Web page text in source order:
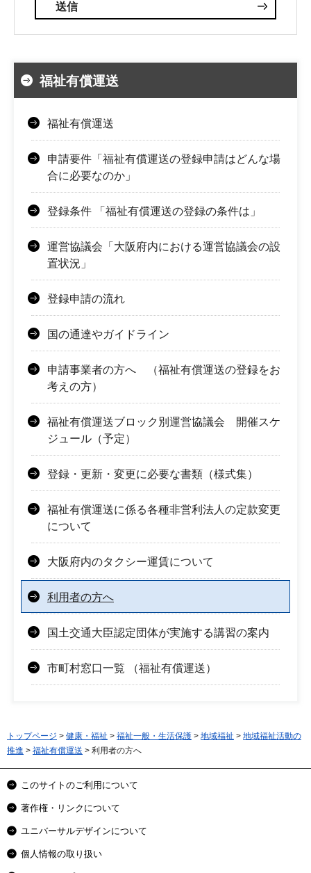
福祉有償運送
福祉有償運送
申請要件「福祉有償運送の登録申請はどんな場
合に必要なのか」
登録条件 「福祉有償運送の登録の条件は」
運営協議会「大阪府内における運営協議会の設
置状況」
登録申請の流れ
国の通達やガイドライン
申請事業者の方へ （福祉有償運送の登録をお
考えの方）
福祉有償運送ブロック別運営協議会 開催スケ
ジュール（予定）
登録・更新・変更に必要な書類（様式集）
福祉有償運送に係る各種非営利法人の定款変更
について
大阪府内のタクシー運賃について
利用者の方へ
国土交通大臣認定団体が実施する講習の案内
市町村窓口一覧 （福祉有償運送）
トップページ > 健康・福祉 > 福祉一般・生活保護 > 地域福祉 > 地域福祉活動の
推進 > 福祉有償運送 > 利用者の方へ
このサイトのご利用について
著作権・リンクについて
ユニバーサルデザインについて
個人情報の取り扱い